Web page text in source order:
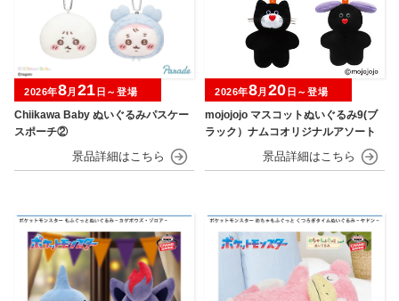
Chiikawa Baby ぬいぐるみパスケー
スポーチ②
2026年8月 21 日～登場
mojojojo マスコットぬいぐるみ9(ブ
ラック）ナムコオリジナルアソート
2026年8月 20 日～登場